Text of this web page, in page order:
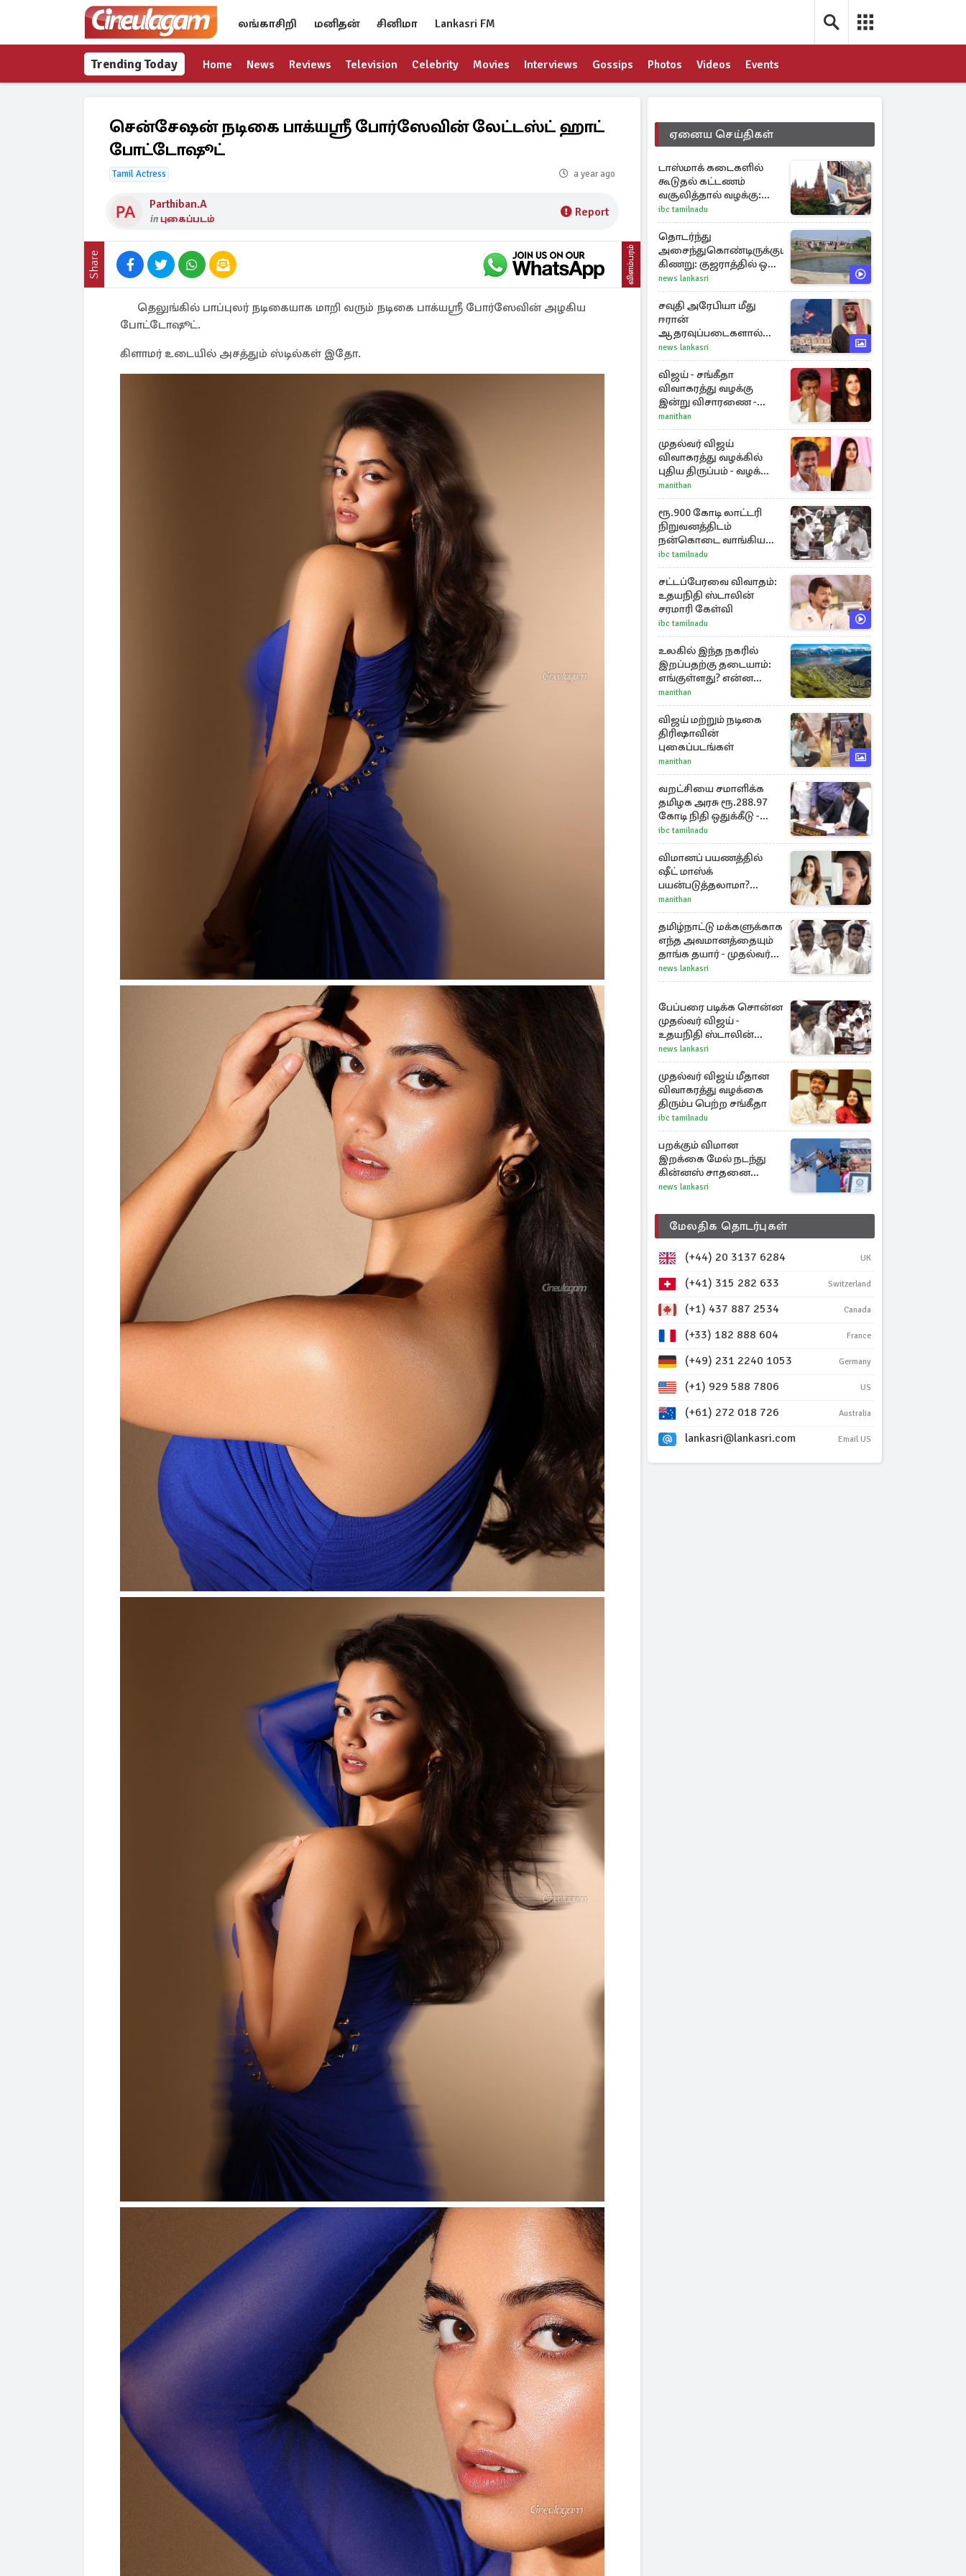
லங்காசிறி மனிதன் சினிமா Lankasri FM
Trending Today Home News Reviews Television Celebrity Movies Interviews Gossips Photos Videos Events
சென்சேஷன் நடிகை பாக்யஸ்ரீ போர்ஸேவின் லேட்டஸ்ட் ஹாட்
போட்டோஷூட்
Tamil Actress a year ago
Parthiban.A
inபுகைப்படம் Report
Share விளம்பரம்
தெலுங்கில் பாப்புலர் நடிகையாக மாறி வரும் நடிகை பாக்யஸ்ரீ போர்ஸேவின் அழகிய
போட்டோஷூட்.
கிளாமர் உடையில் அசத்தும் ஸ்டில்கள் இதோ.
ஏனைய செய்திகள்
டாஸ்மாக் கடைகளில்
கூடுதல் கட்டணம்
வசூலித்தால் வழக்கு:
சென்னை
உயர்நீதிமன்றம் உத்தரவு
ibc tamilnadu
தொடர்ந்து
அசைந்துகொண்டிருக்கும்
கிணறு: குஜராத்தில் ஒரு
சுவாரஸ்ய நிகழ்வு
news lankasri
சவுதி அரேபியா மீது
ஈரான்
ஆதரவுப்படைகளால்
இருமுனைத் தாக்குதல்:
நெருக்கடியில் மத்திய
கிழக்கு
news lankasri
விஜய் - சங்கீதா
விவாகரத்து வழக்கு
இன்று விசாரணை -
காணொளி மூலம்
ஆஜராக வாய்ப்பு
manithan
முதல்வர் விஜய்
விவாகரத்து வழக்கில்
புதிய திருப்பம் - வழக்கை
வாபஸ் பெற்ற சங்கீதா!
manithan
ரூ.900 கோடி லாட்டரி
நிறுவனத்திடம்
நன்கொடை வாங்கியது
ஏன்? உதயநிதி - ஆதவ்
விவாதம்
ibc tamilnadu
சட்டப்பேரவை விவாதம்:
உதயநிதி ஸ்டாலின்
சரமாரி கேள்வி
ibc tamilnadu
உலகில் இந்த நகரில்
இறப்பதற்கு தடையாம்:
எங்குள்ளது? என்ன
காரணம் தெரியுமா?
manithan
விஜய் மற்றும் நடிகை
திரிஷாவின்
புகைப்படங்கள்
manithan
வறட்சியை சமாளிக்க
தமிழக அரசு ரூ.288.97
கோடி நிதி ஒதுக்கீடு -
வெளியான அரசாணை
ibc tamilnadu
விமானப் பயணத்தில்
ஷீட் மாஸ்க்
பயன்படுத்தலாமா?
திரிஷாவின் வைரல்
செல்ஃபிக்கு மருத்துவர்
விளக்கம்
manithan
தமிழ்நாட்டு மக்களுக்காக
எந்த அவமானத்தையும்
தாங்க தயார் - முதல்வர்
விஜய்
news lankasri
பேப்பரை படிக்க சொன்ன
முதல்வர் விஜய் -
உதயநிதி ஸ்டாலின்
கொடுத்த பதிலடி
news lankasri
முதல்வர் விஜய் மீதான
விவாகரத்து வழக்கை
திரும்ப பெற்ற சங்கீதா
ibc tamilnadu
பறக்கும் விமான
இறக்கை மேல் நடந்து
கின்னஸ் சாதனை
படைத்த 97 வயது
news lankasri
மேலதிக தொடர்புகள்
(+44) 20 3137 6284 UK
(+41) 315 282 633 Switzerland
(+1) 437 887 2534 Canada
(+33) 182 888 604 France
(+49) 231 2240 1053 Germany
(+1) 929 588 7806 US
(+61) 272 018 726 Australia
lankasri@lankasri.com Email US